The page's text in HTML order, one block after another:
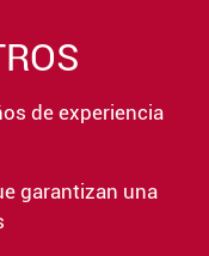
de experiencia
garantizan una